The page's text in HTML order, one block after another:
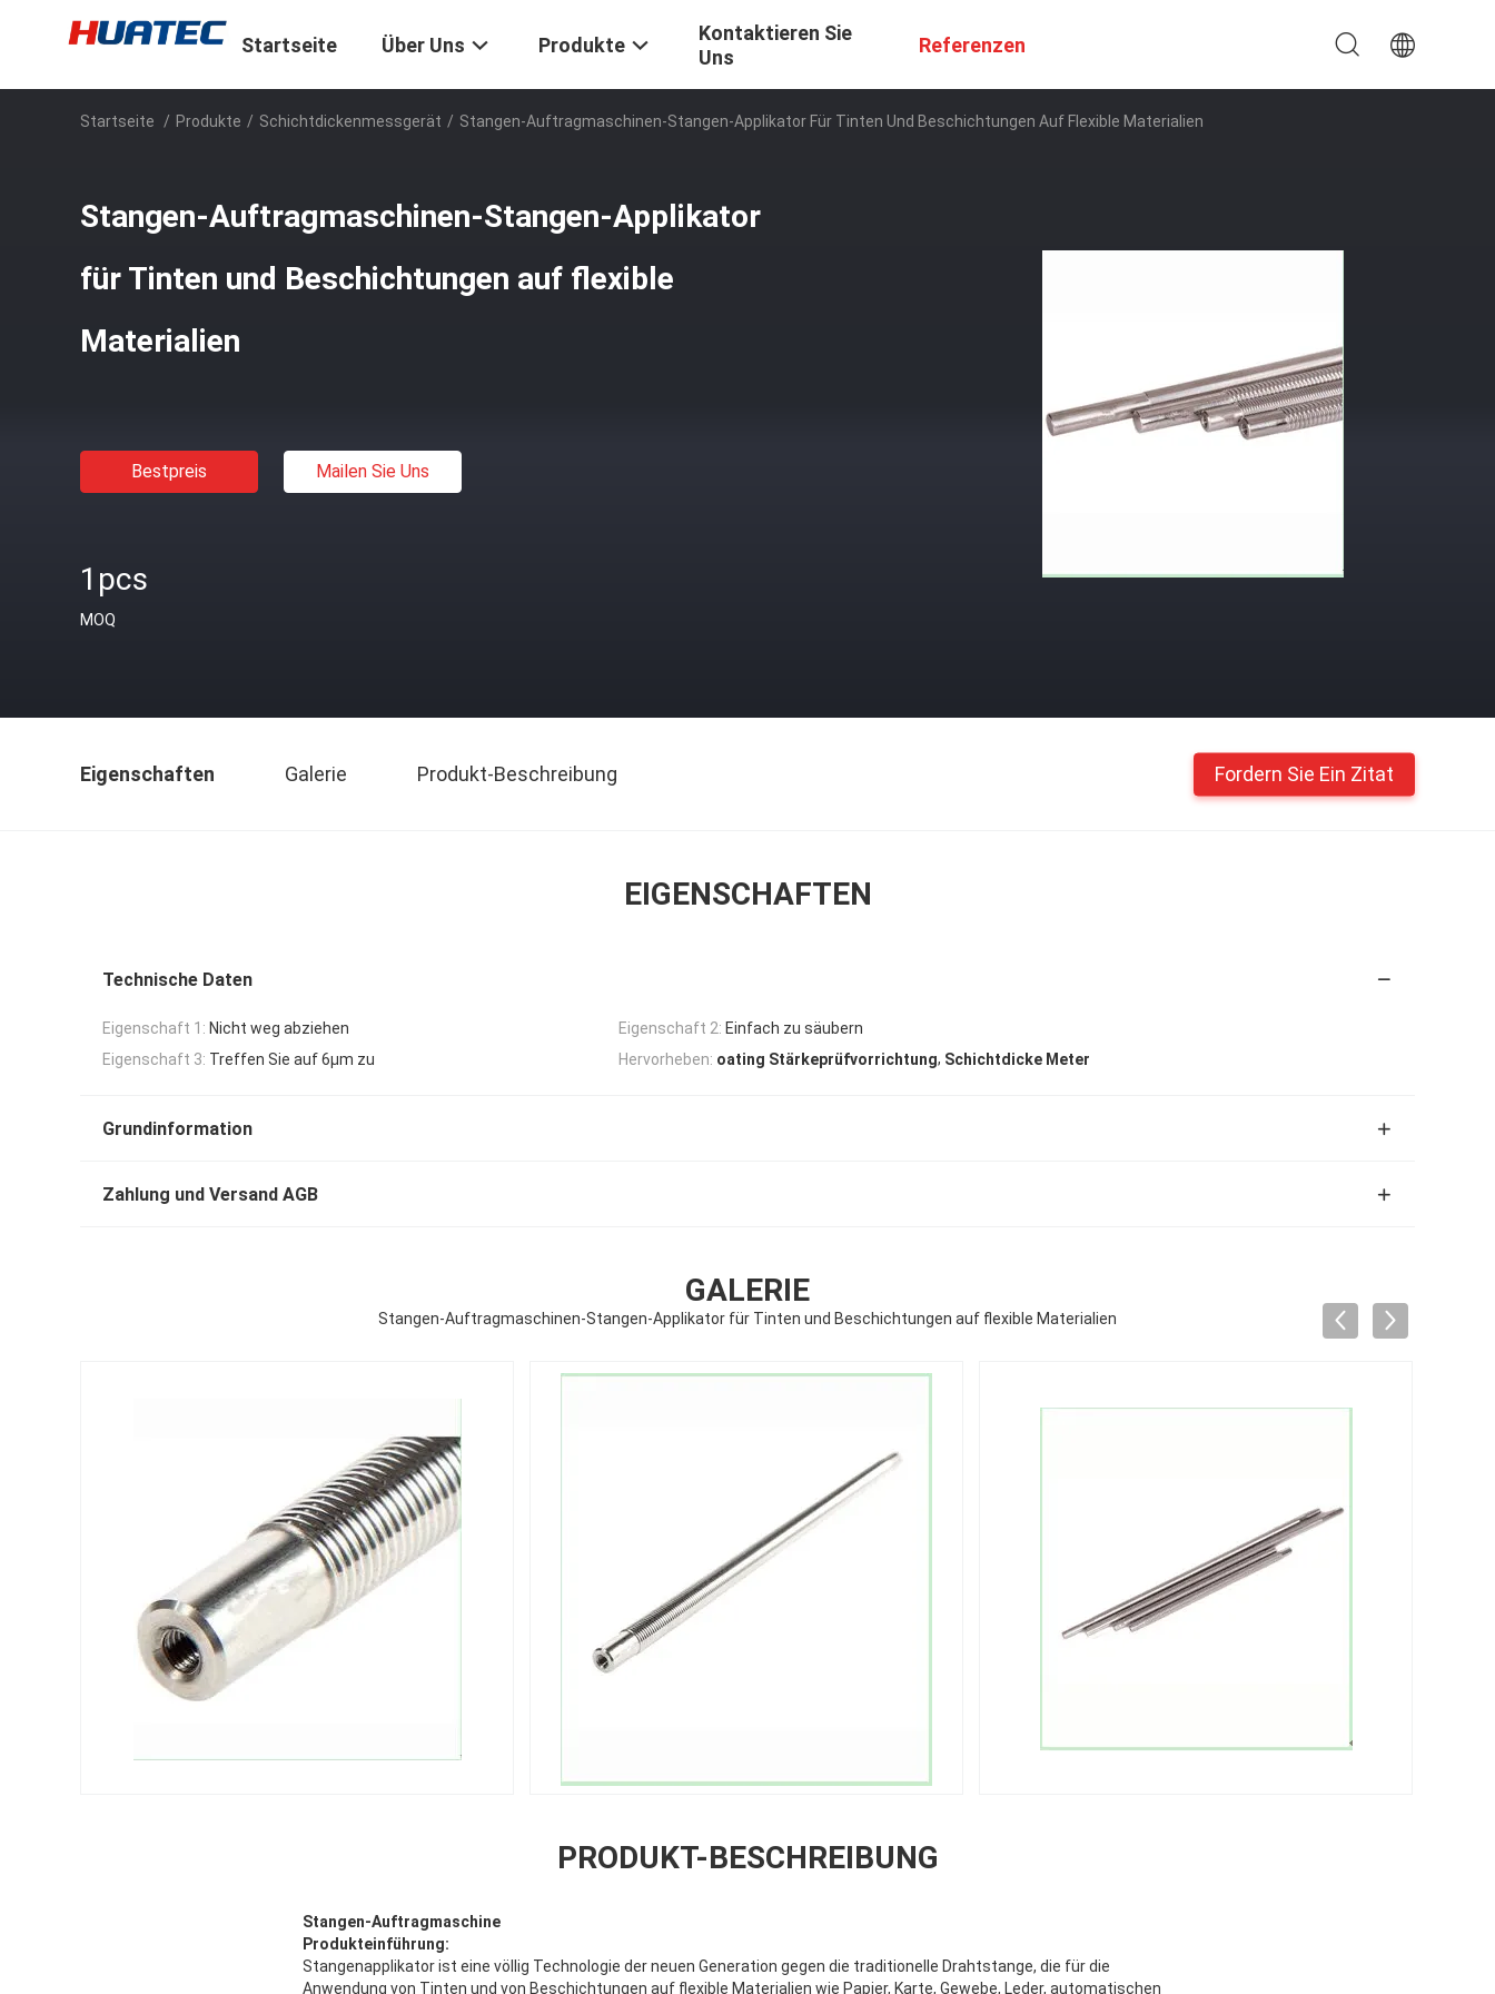
Startseite Über Uns Produkte
Kontaktieren Sie
Uns
Referenzen
Startseite / Produkte / Schichtdickenmessgerät / Stangen-Auftragmaschinen-Stangen-Applikator Für Tinten Und Beschichtungen Auf Flexible Materialien
Stangen-Auftragmaschinen-Stangen-Applikator
für Tinten und Beschichtungen auf flexible
Materialien
Bestpreis Mailen Sie Uns
1pcs
MOQ
Eigenschaften Galerie Produkt-Beschreibung Fordern Sie Ein Zitat
EIGENSCHAFTEN
Technische Daten
Eigenschaft 1: Nicht weg abziehen Eigenschaft 2: Einfach zu säubern
Eigenschaft 3: Treffen Sie auf 6μm zu Hervorheben: oating Stärkeprüfvorrichtung, Schichtdicke Meter
Grundinformation
Zahlung und Versand AGB
GALERIE
Stangen-Auftragmaschinen-Stangen-Applikator für Tinten und Beschichtungen auf flexible Materialien
PRODUKT-BESCHREIBUNG
Stangen-Auftragmaschine
Produkteinführung:
Stangenapplikator ist eine völlig Technologie der neuen Generation gegen die traditionelle Drahtstange, die für die
Anwendung von Tinten und von Beschichtungen auf flexible Materialien wie Papier, Karte, Gewebe, Leder, automatischen